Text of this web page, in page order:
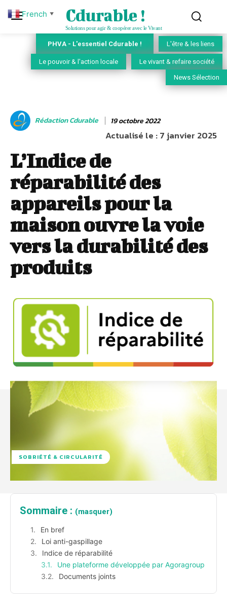
Cdurable !
Solutions pour agir & coopérer avec le Vivant
PHVA - L'essentiel Cdurable ! L'être & les liens
Le pouvoir & l'action locale Le vivant & refaire société
News Sélection
Rédaction Cdurable 19 octobre 2022
Actualisé le :7 janvier 2025
L’Indice de
réparabilité des
appareils pour la
maison ouvre la voie
vers la durabilité des
produits
SOBRIÉTÉ & CIRCULARITÉ
Sommaire : (masquer)
En bref
Loi anti-gaspillage
Indice de réparabilité
Une plateforme développée par Agoragroup
Documents joints
French ▼